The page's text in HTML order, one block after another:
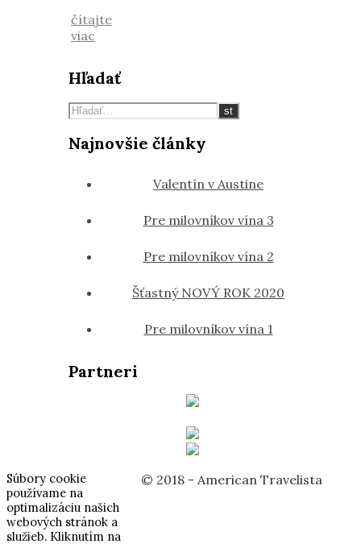
čítajte
viac
Hľadať
Najnovšie články
Valentín v Austine
Pre milovníkov vína 3
Pre milovníkov vína 2
Šťastný NOVÝ ROK 2020
Pre milovníkov vína 1
Partneri
© 2018 - American Travelista
Súbory cookie
používame na
optimalizáciu našich
webových stránok a
služieb. Kliknutím na